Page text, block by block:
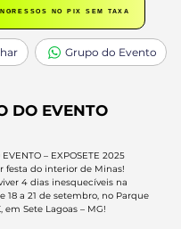
NO PIX SEM TAXA
Grupo do Evento
DO EVENTO
– EXPOSETE 2025
festa do interior de Minas!
4 dias inesquecíveis na
18 a 21 de setembro, no Parque
em Sete Lagoas – MG!